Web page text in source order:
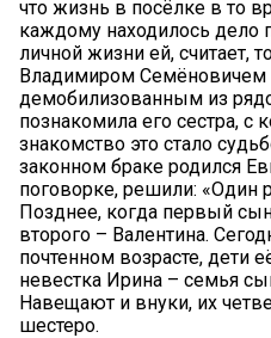
что жизнь в посёлке в то
каждому находилось
личной жизни ей, считает,
Владимиром
демобилизованным из
познакомила его сестра, с
знакомство это стало
законном браке родился
поговорке, решили: «Один
Позднее, когда первый
второго – Валентина.
почтенном возрасте, дети
невестка Ирина – семья
Навещают и внуки, их
шестеро.